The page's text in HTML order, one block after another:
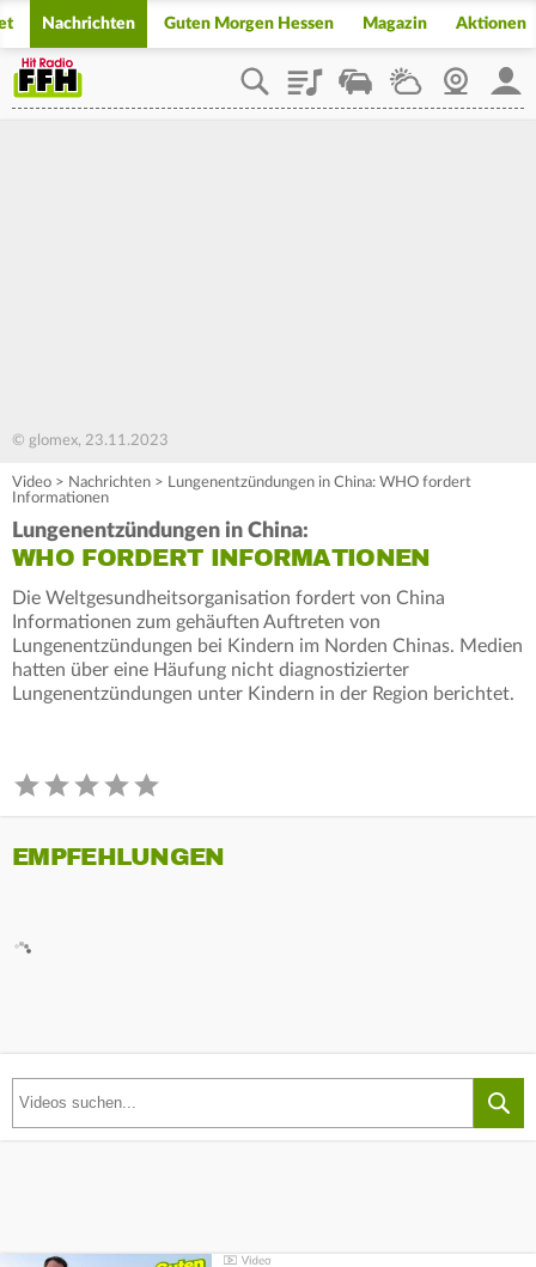
Nachrichten Guten Morgen Hessen Magazin Aktionen
PlaylistStaupilotWetterWebcam
© glomex, 23.11.2023
Video > Nachrichten > Lungenentzündungen in China: WHO fordert
Informationen
Lungenentzündungen in China:
WHO FORDERT INFORMATIONEN
Die Weltgesundheitsorganisation fordert von China
Informationen zum gehäuften Auftreten von
Lungenentzündungen bei Kindern im Norden Chinas. Medien
hatten über eine Häufung nicht diagnostizierter
Lungenentzündungen unter Kindern in der Region berichtet.
EMPFEHLUNGEN